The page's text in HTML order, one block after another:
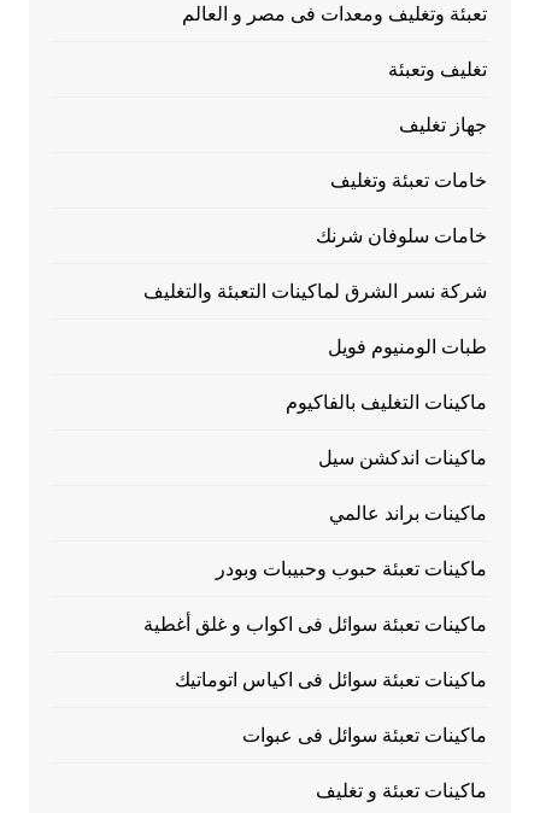
تعبئة وتغليف ومعدات فى مصر و العالم
تغليف وتعبئة
جهاز تغليف
خامات تعبئة وتغليف
خامات سلوفان شرنك
شركة نسر الشرق لماكينات التعبئة والتغليف
طبات الومنيوم فويل
ماكينات التغليف بالفاكيوم
ماكينات اندكشن سيل
ماكينات براند عالمي
ماكينات تعبئة حبوب وحبيبات وبودر
ماكينات تعبئة سوائل فى اكواب و غلق أغطية
ماكينات تعبئة سوائل فى اكياس اتوماتيك
ماكينات تعبئة سوائل فى عبوات
ماكينات تعبئة و تغليف